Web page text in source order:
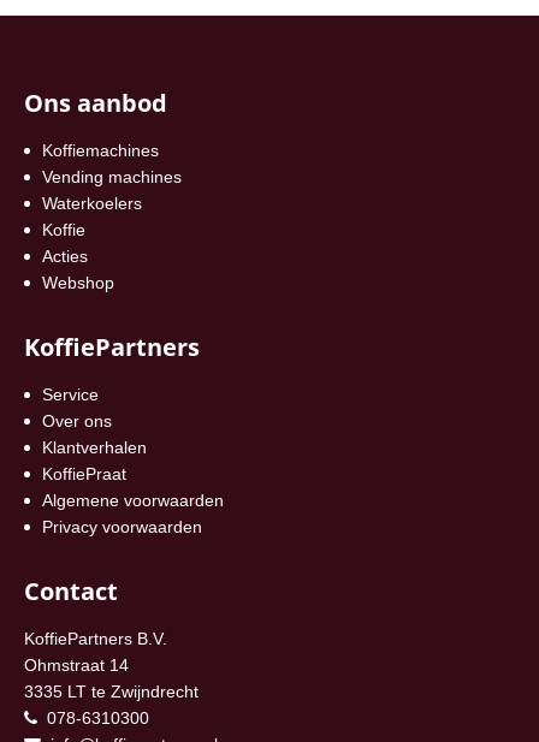
Ons aanbod
Koffiemachines
Vending machines
Waterkoelers
Koffie
Acties
Webshop
KoffiePartners
Service
Over ons
Klantverhalen
KoffiePraat
Algemene voorwaarden
Privacy voorwaarden
Contact
KoffiePartners B.V.
Ohmstraat 14
3335 LT te Zwijndrecht
078-6310300